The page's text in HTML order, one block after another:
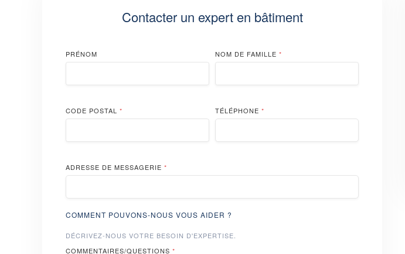
Contacter un expert en bâtiment
PRÉNOM NOM DE FAMILLE *
CODE POSTAL * TÉLÉPHONE *
ADRESSE DE MESSAGERIE *
COMMENT POUVONS-NOUS VOUS AIDER ?
DÉCRIVEZ-NOUS VOTRE BESOIN D'EXPERTISE.
COMMENTAIRES/QUESTIONS *